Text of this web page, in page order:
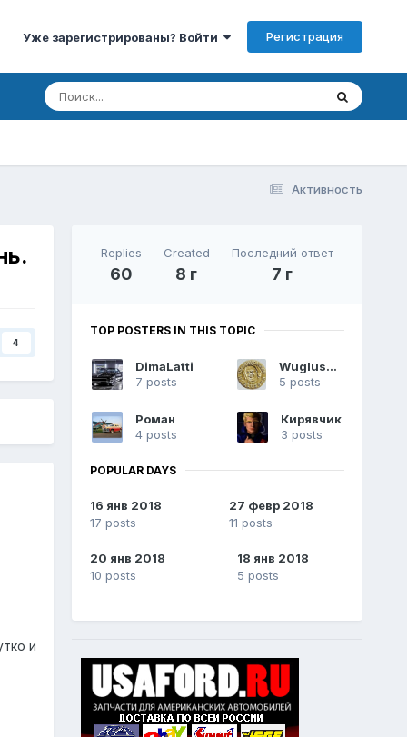
Уже зарегистрированы? Войти Регистрация
Активность
4
и
Replies
60
Created
8 г
Последний ответ
7 г
TOP POSTERS IN THIS TOPIC
DimaLatti
7 posts
Wuglusskr
5 posts
Роман
4 posts
Кирявчик
3 posts
POPULAR DAYS
16 янв 2018
17 posts
27 февр 2018
11 posts
20 янв 2018
10 posts
18 янв 2018
5 posts